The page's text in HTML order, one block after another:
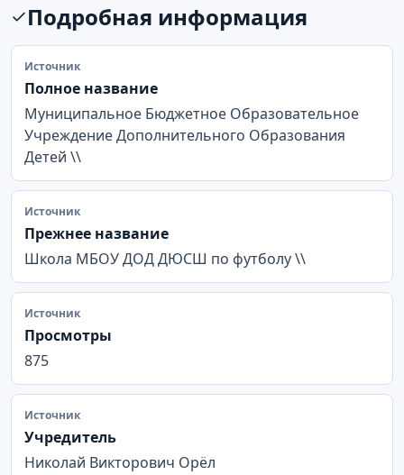
Подробная информация
Источник
Полное название
Муниципальное Бюджетное Образовательное
Учреждение Дополнительного Образования
Детей \\
Источник
Прежнее название
Школа МБОУ ДОД ДЮСШ по футболу \\
Источник
Просмотры
875
Источник
Учредитель
Николай Викторович Орёл